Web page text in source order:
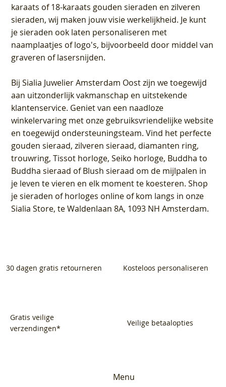
karaats of 18-karaats gouden sieraden en zilveren
sieraden, wij maken jouw visie werkelijkheid. Je kunt
je sieraden ook laten personaliseren met
naamplaatjes of logo's, bijvoorbeeld door middel van
graveren of lasersnijden.
BijSialia Juwelier Amsterdam Oostzijn we toegewijd
aan uitzonderlijk vakmanschap en uitstekende
klantenservice. Geniet van een naadloze
winkelervaring met onze gebruiksvriendelijke website
en toegewijd ondersteuningsteam. Vind het perfecte
gouden sieraad, zilveren sieraad, diamanten ring,
trouwring, Tissot horloge, Seiko horloge, Buddha to
Buddha sieraad of Blush sieraad om de mijlpalen in
je leven te vieren en elk moment te koesteren. Shop
je sieraden of horloges online of kom langs in onze
Sialia Store, te Waldenlaan 8A, 1093 NH Amsterdam.
30 dagen gratis retourneren Kosteloos personaliseren
Gratis veilige
verzendingen*
Veilige betaalopties
Menu